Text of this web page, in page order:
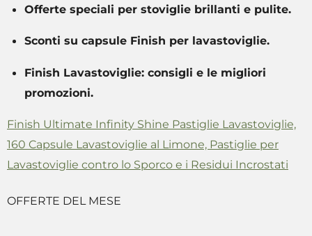
Offerte speciali per stoviglie brillanti e pulite.
Sconti su capsule Finish per lavastoviglie.
Finish Lavastoviglie: consigli e le migliori
promozioni.
Finish Ultimate Infinity Shine Pastiglie Lavastoviglie,
160 Capsule Lavastoviglie al Limone, Pastiglie per
Lavastoviglie contro lo Sporco e i Residui Incrostati
OFFERTE DEL MESE